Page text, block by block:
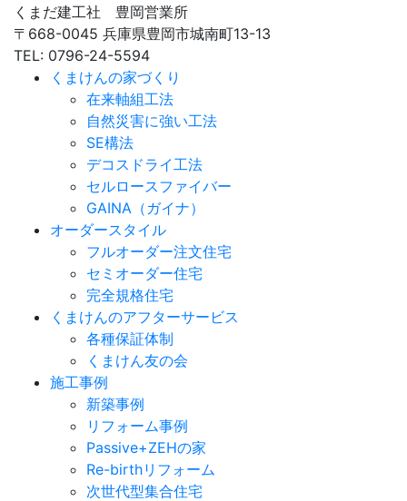
くまだ建工社 豊岡営業所
〒668-0045 兵庫県豊岡市城南町13-13
TEL: 0796-24-5594
くまけんの家づくり
在来軸組工法
自然災害に強い工法
SE構法
デコスドライ工法
セルロースファイバー
GAINA（ガイナ）
オーダースタイル
フルオーダー注文住宅
セミオーダー住宅
完全規格住宅
くまけんのアフターサービス
各種保証体制
くまけん友の会
施工事例
新築事例
リフォーム事例
Passive+ZEHの家
Re-birthリフォーム
次世代型集合住宅